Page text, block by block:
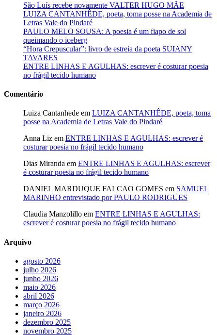
São Luís recebe novamente VALTER HUGO MÃE
LUIZA CANTANHÊDE, poeta, toma posse na Academia de
Letras Vale do Pindaré
PAULO MELO SOUSA: A poesia é um fiapo de sol
queimando o iceberg
“Hora Crepuscular”: livro de estreia da poeta SUIANY
TAVARES
ENTRE LINHAS E AGULHAS: escrever é costurar poesia
no frágil tecido humano
Comentário
Luiza Cantanhede em LUIZA CANTANHÊDE, poeta, toma
posse na Academia de Letras Vale do Pindaré
Anna Liz em ENTRE LINHAS E AGULHAS: escrever é
costurar poesia no frágil tecido humano
Dias Miranda em ENTRE LINHAS E AGULHAS: escrever
é costurar poesia no frágil tecido humano
DANIEL MARDUQUE FALCAO GOMES em SAMUEL
MARINHO entrevistado por PAULO RODRIGUES
Claudia Manzolillo em ENTRE LINHAS E AGULHAS:
escrever é costurar poesia no frágil tecido humano
Arquivo
agosto 2026
julho 2026
junho 2026
maio 2026
abril 2026
março 2026
janeiro 2026
dezembro 2025
novembro 2025